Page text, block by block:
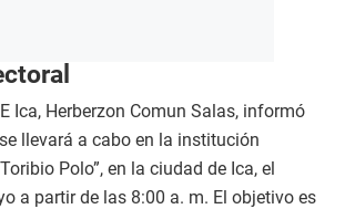
Ica, Herberzon Comun Salas, informó
llevará a cabo en la institución
Polo”, en la ciudad de Ica, el
a partir de las 8:00 a. m. El objetivo es